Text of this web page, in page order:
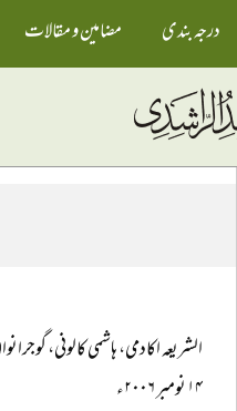
درجہ بندی مضامین و مقالات
الشریعہ اکادمی، ہاشمی کالونی،
۱۴ نومبر ۲۰۰۶ء